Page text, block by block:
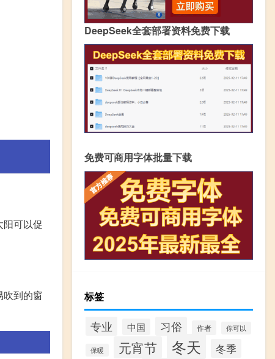
可以促
到的窗
DeepSeek全套部署资料免费下载
免费可商用字体批量下载
标签
专业 中国 习俗 作者 你可以
保暖 元宵节 冬天 冬季